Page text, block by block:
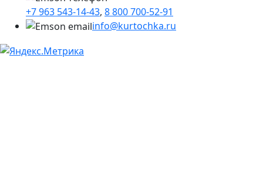
+7 963 543-14-43, 8 800 700-52-91
info@kurtochka.ru